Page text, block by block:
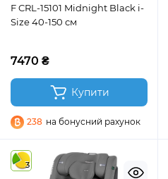
F CRL-15101 Midnight Black i-
Size 40-150 см
7470 ₴
Купити
238 на бонусний рахунок
3